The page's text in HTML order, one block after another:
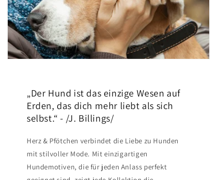
„Der Hund ist das einzige Wesen auf
Erden, das dich mehr liebt als sich
selbst.“ - /J. Billings/
Herz & Pfötchen verbindet die Liebe zu Hunden
mit stilvoller Mode. Mit einzigartigen
Hundemotiven, die für jeden Anlass perfekt